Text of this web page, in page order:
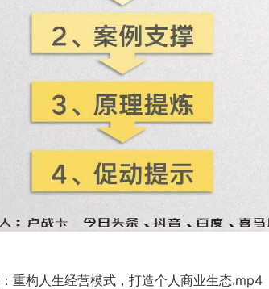
重构人生经营模式，打造个人商业生态.mp4